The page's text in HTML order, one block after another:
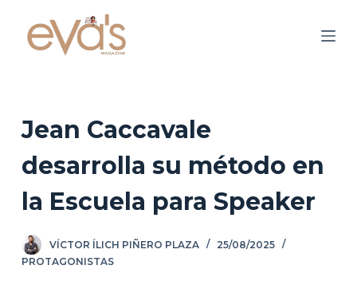
a
e
Jean Caccavale
desarrolla su método en
la Escuela para Speaker
VÍCTOR ÍLICH PIÑERO PLAZA
25/08/2025
PROTAGONISTAS